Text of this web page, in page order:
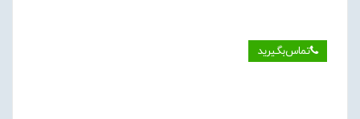
تماس‌بگیرید